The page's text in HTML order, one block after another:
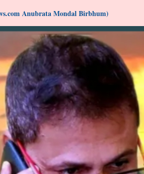
Anubrata Mondal Birbhum)